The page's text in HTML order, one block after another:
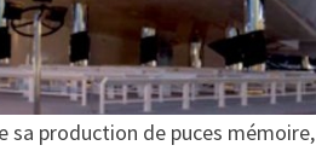
production de puces